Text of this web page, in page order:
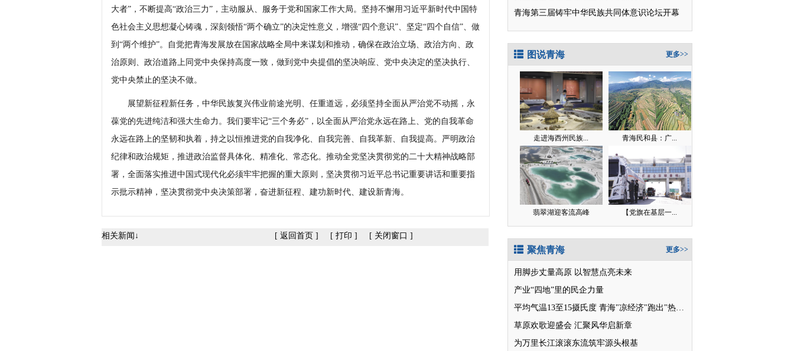
大者”，不断提高“政治三力”，主动服从、服务于党和国家工作大局。坚持不懈用习近平新时代中国特
色社会主义思想凝心铸魂，深刻领悟“两个确立”的决定性意义，增强“四个意识”、坚定“四个自信”、做
到“两个维护”。自觉把青海发展放在国家战略全局中来谋划和推动，确保在政治立场、政治方向、政
治原则、政治道路上同党中央保持高度一致，做到党中央提倡的坚决响应、党中央决定的坚决执行、
党中央禁止的坚决不做。
展望新征程新任务，中华民族复兴伟业前途光明、任重道远，必须坚持全面从严治党不动摇，永
葆党的先进纯洁和强大生命力。我们要牢记“三个务必”，以全面从严治党永远在路上、党的自我革命
永远在路上的坚韧和执着，持之以恒推进党的自我净化、自我完善、自我革新、自我提高。严明政治
纪律和政治规矩，推进政治监督具体化、精准化、常态化。推动全党坚决贯彻党的二十大精神战略部
署，全面落实推进中国式现代化必须牢牢把握的重大原则，坚决贯彻习近平总书记重要讲话和重要指
示批示精神，坚决贯彻党中央决策部署，奋进新征程、建功新时代、建设新青海。
相关新闻↓ [ 返回首页 ] [ 打印 ] [ 关闭窗口 ]
青海第三届铸牢中华民族共同体意识论坛开幕
图说青海 更多>>
走进海西州民族... 青海民和县：广...
翡翠湖迎客流高峰 【党旗在基层一...
聚焦青海 更多>>
用脚步丈量高原 以智慧点亮未来
产业“四地”里的民企力量
平均气温13至15摄氏度 青海"凉经济"跑出"热消费"
草原欢歌迎盛会 汇聚风华启新章
为万里长江滚滚东流筑牢源头根基